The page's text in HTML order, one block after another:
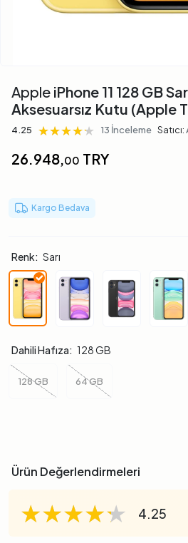
Apple iPhone 11 128 GB
Aksesuarsız Kutu (Apple
4.25 ★★★★★
★★★★★
★★★★★ 13 İnceleme Satıcı:
26.948,00 TRY
Kargo Bedava
Renk: Sarı
Dahili Hafıza: 128 GB
128 GB 64 GB
Ürün Değerlendirmeleri
★★★★★
★★★★★
★★★★★ 4.25